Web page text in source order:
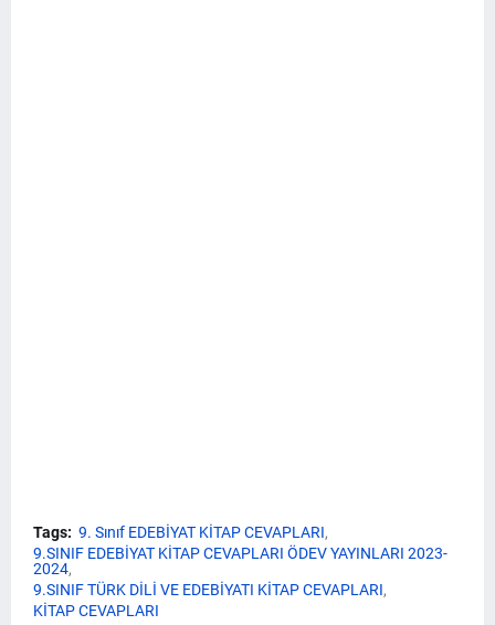
Tags: 9. Sınıf EDEBİYAT KİTAP CEVAPLARI
9.SINIF EDEBİYAT KİTAP CEVAPLARI ÖDEV YAYINLARI 2023-
2024
9.SINIF TÜRK DİLİ VE EDEBİYATI KİTAP CEVAPLARI
KİTAP CEVAPLARI